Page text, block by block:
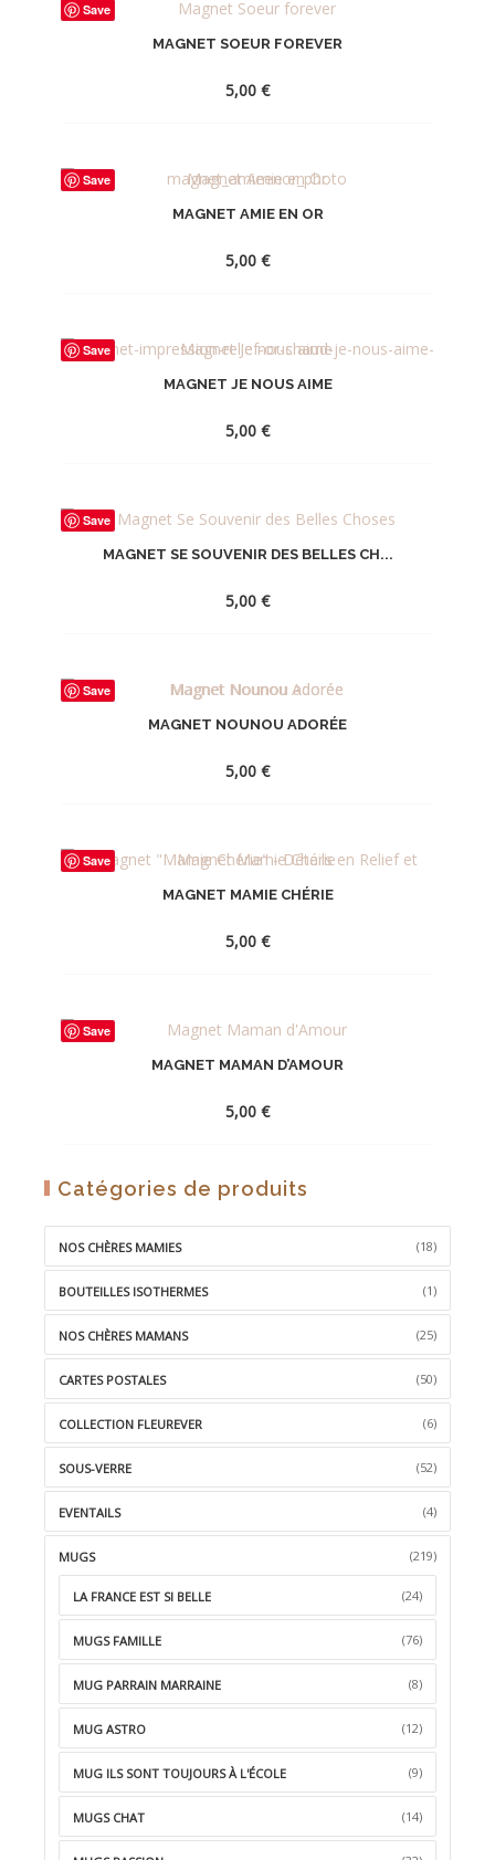
LA
Save
MAGNET SOEUR FOREVER
5,00 €
LA
Save
MAGNET AMIE EN OR
5,00 €
Save
MAGNET JE NOUS AIME
5,00 €
LA
Save
MAGNET SE SOUVENIR DES BELLES CH...
5,00 €
LA
Save
MAGNET NOUNOU ADORÉE
5,00 €
Save
MAGNET MAMIE CHÉRIE
5,00 €
LA
Save
MAGNET MAMAN D’AMOUR
5,00 €
Catégories de produits
NOS CHÈRES MAMIES (18)
BOUTEILLES ISOTHERMES (1)
NOS CHÈRES MAMANS (25)
CARTES POSTALES (50)
COLLECTION FLEUREVER (6)
SOUS-VERRE (52)
EVENTAILS (4)
MUGS (219)
LA FRANCE EST SI BELLE (24)
MUGS FAMILLE (76)
MUG PARRAIN MARRAINE (8)
MUG ASTRO (12)
MUG ILS SONT TOUJOURS À L'ÉCOLE (9)
MUGS CHAT (14)